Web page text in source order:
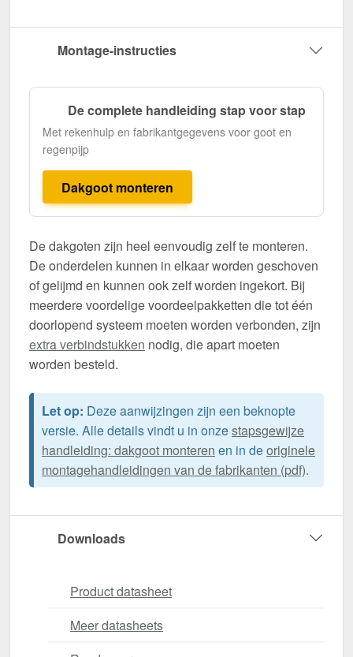
Montage-instructies
De complete handleiding stap voor stap
Met rekenhulp en fabrikantgegevens voor goot en
regenpijp
Dakgoot monteren
De dakgoten zijn heel eenvoudig zelf te monteren.
De onderdelen kunnen in elkaar worden geschoven
of gelijmd en kunnen ook zelf worden ingekort. Bij
meerdere voordelige voordeelpakketten die tot één
doorlopend systeem moeten worden verbonden, zijn
extra verbindstukken nodig, die apart moeten
worden besteld.
Let op: Deze aanwijzingen zijn een beknopte
versie. Alle details vindt u in onzestapsgewijze
handleiding: dakgoot monteren en in deoriginele
montagehandleidingen van de fabrikanten (pdf).
Downloads
Product datasheet
Meer datasheets